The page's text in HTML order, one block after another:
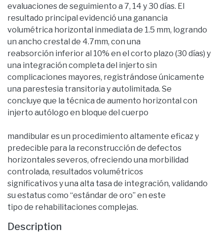
evaluaciones de seguimiento a 7, 14 y 30 días. El
resultado principal evidenció una ganancia
volumétrica horizontal inmediata de 1.5 mm, logrando
un ancho crestal de 4.7mm, con una
reabsorción inferior al 10% en el corto plazo (30 días) y
una integración completa del injerto sin
complicaciones mayores, registrándose únicamente
una parestesia transitoria y autolimitada. Se
concluye que la técnica de aumento horizontal con
injerto autólogo en bloque del cuerpo
mandibular es un procedimiento altamente eficaz y
predecible para la reconstrucción de defectos
horizontales severos, ofreciendo una morbilidad
controlada, resultados volumétricos
significativos y una alta tasa de integración, validando
su estatus como “estándar de oro” en este
tipo de rehabilitaciones complejas.
Description